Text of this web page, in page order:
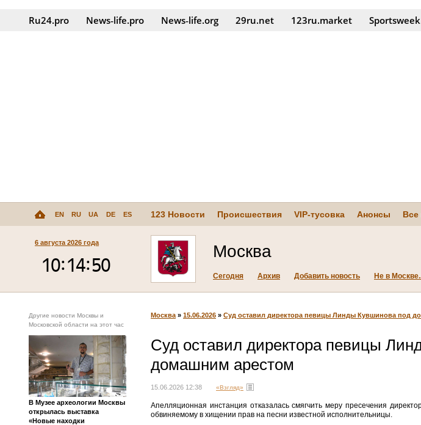
Ru24.pro News‑life.pro News‑life.org 29ru.net 123ru.market
EN RU UA DE ES 123 Новости Происшествия VIP-тусовка Анонсы Все
6 августа 2026 года Москва
Сегодня Архив Добавить новость Не в
Другие новости Москвы и
Московской области на этот час
В Музее археологии Москвы
открылась выставка
«Новые находки
Москва » 15.06.2026 » Суд оставил директора певицы Линды Кувшинова под
Суд оставил директора певицы
домашним арестом
15.06.2026 12:38 «Взгляд»
Апелляционная инстанция отказалась смягчить меру пресечения
обвиняемому в хищении прав на песни известной исполнительницы.